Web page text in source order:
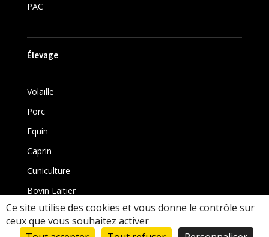
PAC
Élevage
Volaille
Porc
Equin
Caprin
Cuniculture
Bovin Laitier
Bovin
Ce site utilise des cookies et vous donne le contrôle sur
ceux que vous souhaitez activer